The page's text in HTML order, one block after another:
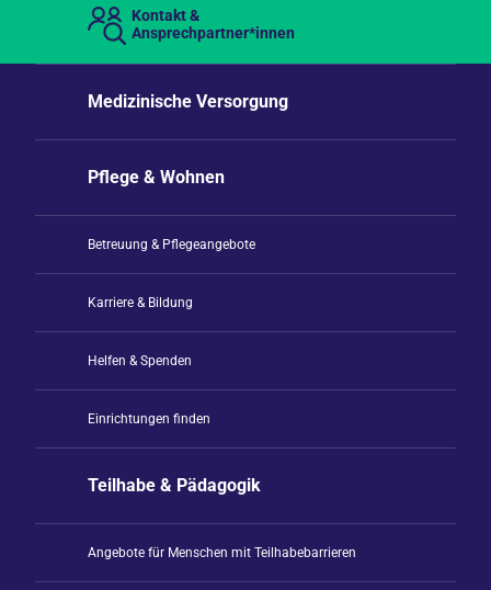
Kontakt &
Ansprechpartner*innen
Medizinische Versorgung
Pflege & Wohnen
Betreuung & Pflegeangebote
Karriere & Bildung
Helfen & Spenden
Einrichtungen finden
Teilhabe & Pädagogik
Angebote für Menschen mit Teilhabebarrieren